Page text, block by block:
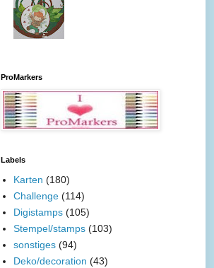
ProMarkers
Labels
Karten (180)
Challenge (114)
Digistamps (105)
Stempel/stamps (103)
sonstiges (94)
Deko/decoration (43)